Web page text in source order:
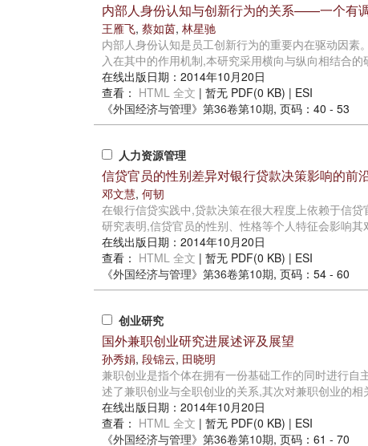
内部人身份认知与创新行为的关系——一个有
王雁飞, 蔡如茵, 林星驰
内部人身份认知是员工创新行为的重要内在驱动因
入在其中的作用机制,本研究采用横向与纵向相结合
在线出版日期：2014年10月20日
查看： HTML 全文 | 暂无 PDF(0 KB) | ESI
《外国经济与管理》 第36卷第10期, 页码：40 - 53
人力资源管理
信贷官员的性别差异对银行贷款决策影响的前
邓文慧, 何韧
在银行信贷实践中,贷款决策在很大程度上依赖于信
研究表明,信贷官员的性别、性格等个人特征会影响
在线出版日期：2014年10月20日
查看： HTML 全文 | 暂无 PDF(0 KB) | ESI
《外国经济与管理》 第36卷第10期, 页码：54 - 60
创业研究
国外兼职创业研究进展述评及展望
孙秀娟, 段锦云, 田晓明
兼职创业是指个体在拥有一份基础工作的同时进行
述了兼职创业与全职创业的关系,其次对兼职创业的
在线出版日期：2014年10月20日
查看： HTML 全文 | 暂无 PDF(0 KB) | ESI
《外国经济与管理》 第36卷第10期, 页码：61 - 70